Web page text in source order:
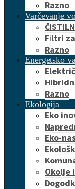
Razno
Varčevanje
Filtri
Razno
Energetsko
Razno
Ekologija
Eko
Eko-
Okolje